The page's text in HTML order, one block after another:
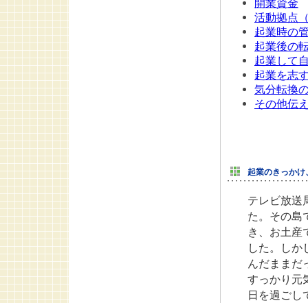
開業資金
活動拠点
起業時の
起業後の
起業して
起業を志
気分転換
その他伝
起業のきっかけ
テレビ放送
た。その島
き、お土産
した。しか
んだままだ
すっかり元
日を過ごし